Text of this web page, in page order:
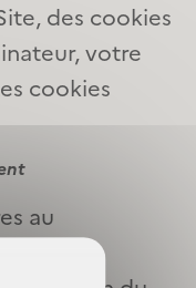
des cookies
votre
cookies
au
Ils